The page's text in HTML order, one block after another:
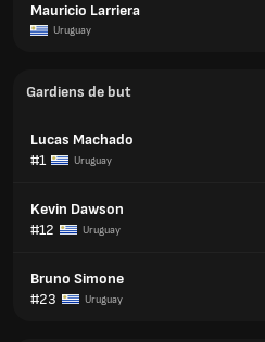
Mauricio Larriera
Uruguay
Gardiens de but
Lucas Machado
#1
Uruguay
Kevin Dawson
#12
Uruguay
Bruno Simone
#23
Uruguay